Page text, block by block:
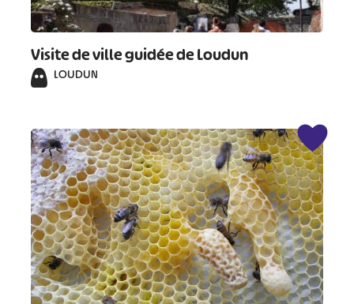
Visite de ville guidée de Loudun
LOUDUN